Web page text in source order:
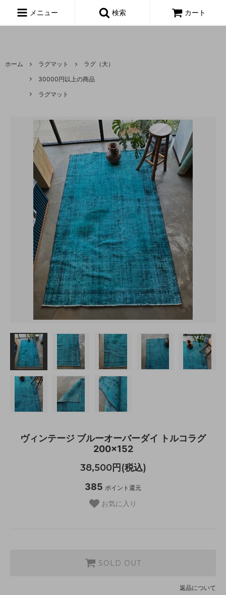
着,made in usa,アメーバ,
メニュー 検索 カート
ホーム ラグマット
ラグ（大）
30000円以上の商品
ラグマット
ヴィンテージ ブルーオーバーダイ トルコラグ
200×152
38,500円(税込)
385 ポイント還元
お気に入り
SOLD OUT
返品について